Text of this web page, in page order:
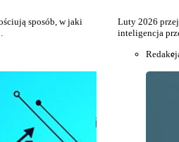
sposób, w jaki
Luty 2026
inteligencja